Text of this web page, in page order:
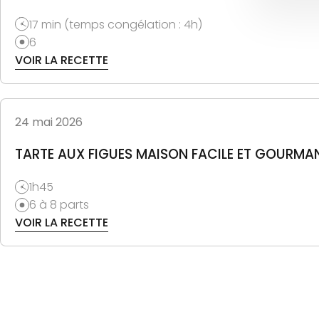
17 min (temps congélation : 4h)
6
VOIR LA RECETTE
24 mai 2026
TARTE AUX FIGUES MAISON FACILE ET
1h45
6 à 8 parts
VOIR LA RECETTE